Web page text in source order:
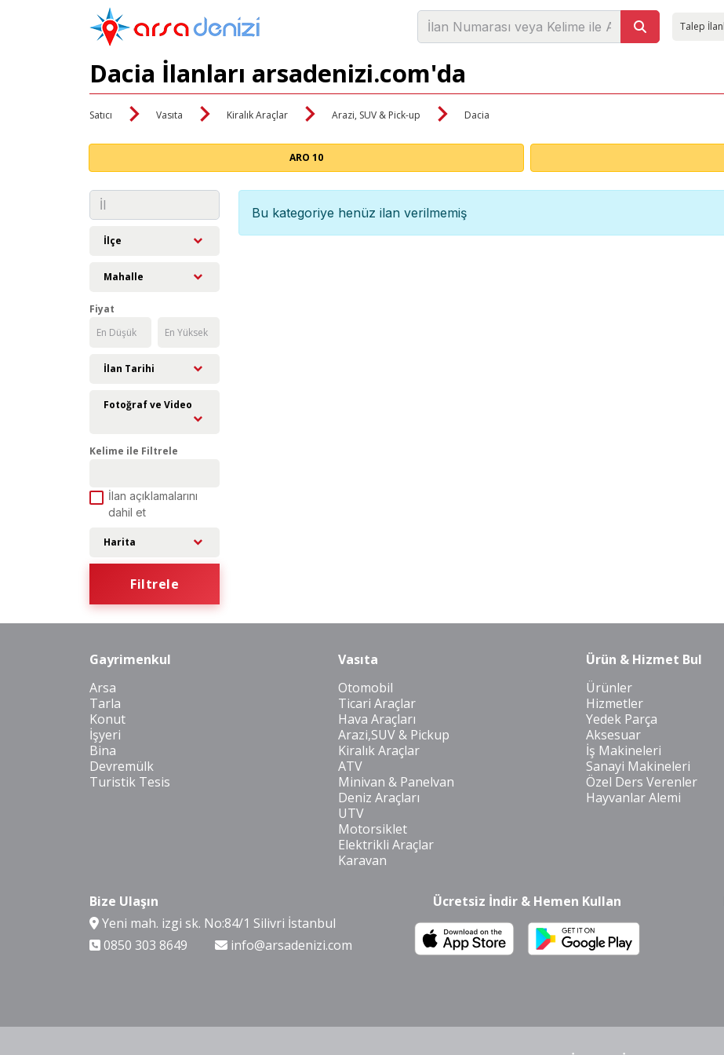
Talep
Dacia İlanları arsadenizi.com'da
Satıcı Vasıta Kiralık Araçlar Arazi, SUV & Pick-up Dacia
ARO 10
İlçe
Mahalle
Fiyat
İlan Tarihi
Fotoğraf ve Video
Kelime ile Filtrele
İlan açıklamalarını
dahil et
Harita
Filtrele
Bu kategoriye henüz ilan verilmemiş
Gayrimenkul
Arsa
Tarla
Konut
İşyeri
Bina
Devremülk
Turistik Tesis
Vasıta
Otomobil
Ticari Araçlar
Hava Araçları
Arazi,SUV & Pickup
Kiralık Araçlar
ATV
Minivan & Panelvan
Deniz Araçları
UTV
Motorsiklet
Elektrikli Araçlar
Karavan
Ürün & Hizmet Bul
Ürünler
Hizmetler
Yedek Parça
Aksesuar
İş Makineleri
Sanayi Makineleri
Özel Ders Verenler
Hayvanlar Alemi
Bize Ulaşın
Yeni mah. izgi sk. No:84/1 Silivri İstanbul
0850 303 8649
info@arsadenizi.com
Ücretsiz İndir & Hemen Kullan